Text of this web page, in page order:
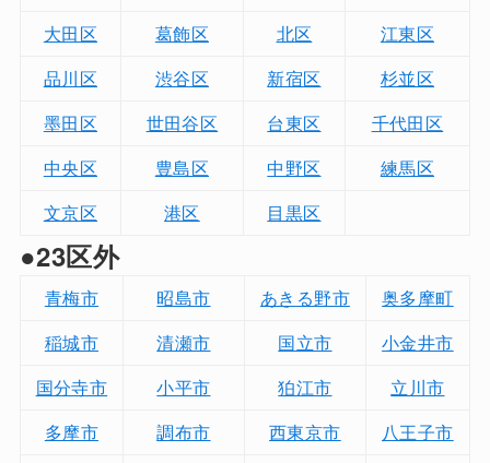
大田区
葛飾区 北区
江東区
品川区
渋谷区 新宿区
杉並区
墨田区
世田谷区 台東区
千代田区
中央区
豊島区 中野区
練馬区
文京区
港区 目黒区
●23区外
青梅市 昭島市 あきる野市
奥多摩町
稲城市
清瀬市 国立市
小金井市
国分寺市
小平市 狛江市
立川市
多摩市
調布市 西東京市
八王子市